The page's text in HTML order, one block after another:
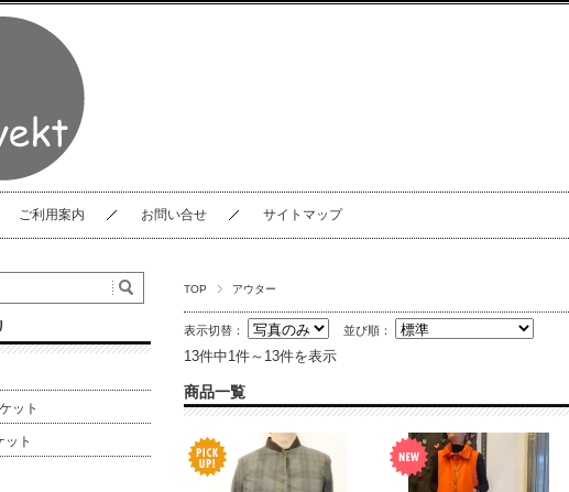
ご利用案内 お問い合せ サイトマップ
TOP アウター
表示切替： 並び順：
13件中1件～13件を表示
商品一覧
ット
ット